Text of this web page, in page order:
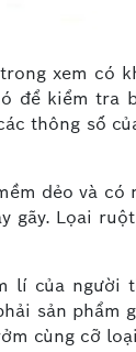
xem có
để kiểm tra
thông số
dẻo và có
gãy. Lọai
lí của người
sản phẩm
cùng cỡ